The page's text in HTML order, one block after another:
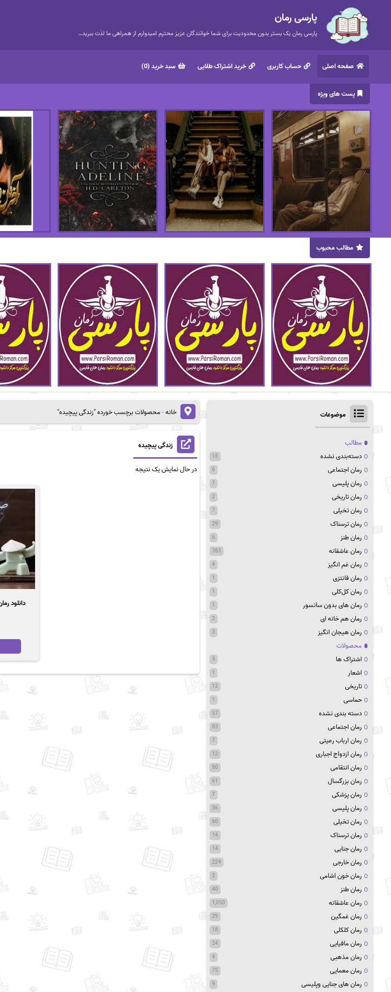
پارسی رمان
پارسی رمان یک بستر بدون محدودیت برای شما خوانندگان عزیز محترم امیدوارم از همراهی ما لذت ببرید…
صفحه اصلی حساب کاربری خرید اشتراک طلایی سبد خرید (0)
پست های ویژه
مطالب محبوب
خانه-محصولات برچسب خورده "زندگی پیچیده"
زندگی پیچیده
در حال نمایش یک نتیجه
موضوعات
مطالب
دسته‌بندی نشده
15
رمان اجتماعی 6
رمان پلیسی 7
رمان تاریخی 2
رمان تخیلی 7
رمان ترسناک 29
رمان طنز 6
رمان عاشقانه 383
رمان غم انگیز 4
رمان فانتزی 1
رمان کل‌کلی 1
رمان های بدون سانسور 1
رمان هم خانه ای 2
رمان هیجان انگیز 3
محصولات
اشتراک ها
3
اشعار 1
تاریخی 12
حماسی 1
دسته بندی نشده 57
رمان اجتماعی 83
رمان ارباب رعیتی 7
رمان ازدواج اجباری 12
رمان انتقامی 80
رمان بزرگسال 61
رمان پزشکی 7
رمان پلیسی 36
رمان تخیلی 60
رمان ترسناک 14
رمان جنایی 14
رمان خارجی 224
رمان خون اشامی 2
رمان طنز 40
رمان عاشقانه 1,050
رمان غمگین 29
رمان کلکلی 18
رمان مافیایی 24
رمان مذهبی 4
رمان معمایی 75
رمان های جنایی وپلیسی 9